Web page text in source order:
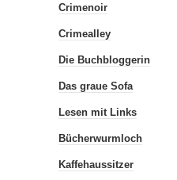
Crimenoir
Crimealley
Die Buchbloggerin
Das graue Sofa
Lesen mit Links
Bücherwurmloch
Kaffehaussitzer